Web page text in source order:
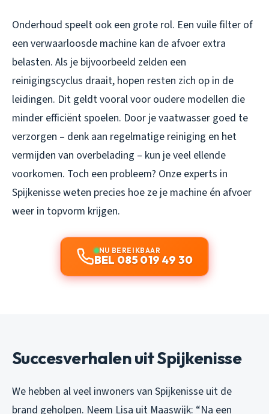
Onderhoud speelt ook een grote rol. Een vuile filter of
een verwaarloosde machine kan de afvoer extra
belasten. Als je bijvoorbeeld zelden een
reinigingscyclus draait, hopen resten zich op in de
leidingen. Dit geldt vooral voor oudere modellen die
minder efficiënt spoelen. Door je vaatwasser goed te
verzorgen – denk aan regelmatige reiniging en het
vermijden van overbelading – kun je veel ellende
voorkomen. Toch een probleem? Onze experts in
Spijkenisse weten precies hoe ze je machine én afvoer
weer in topvorm krijgen.
NU BEREIKBAAR
BEL 085 019 49 30
Succesverhalen uit Spijkenisse
We hebben al veel inwoners van Spijkenisse uit de
brand geholpen. Neem Lisa uit Maaswijk: “Na een